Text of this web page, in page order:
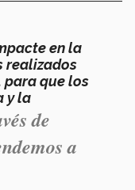
en la
realizados
para que los
y la
de
a